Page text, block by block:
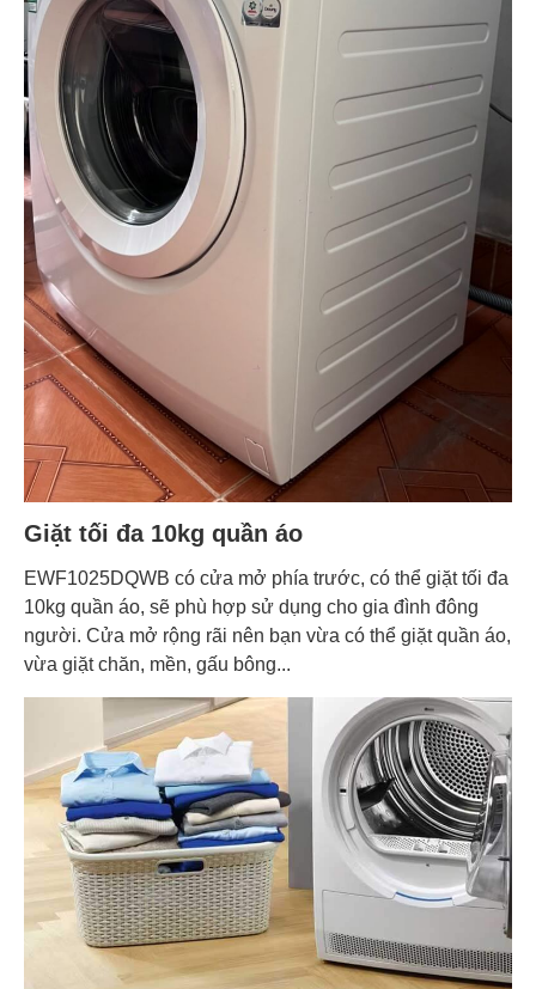
Giặt tối đa 10kg quần áo
EWF1025DQWB có cửa mở phía trước, có thể giặt tối đa
10kg quần áo, sẽ phù hợp sử dụng cho gia đình đông
người. Cửa mở rộng rãi nên bạn vừa có thể giặt quần áo,
vừa giặt chăn, mền, gấu bông...